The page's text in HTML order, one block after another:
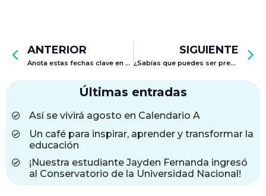
ANTERIOR
Anota estas fechas clave en tu calendario
SIGUIENTE
¿Sabías que puedes ser presentador de nuestro noticiero, como en la vida real? ¡Al aire Noti XXI!
Últimas entradas
Así se vivirá agosto en Calendario A
Un café para inspirar, aprender y transformar la
educación
¡Nuestra estudiante Jayden Fernanda ingresó
al Conservatorio de la Universidad Nacional!